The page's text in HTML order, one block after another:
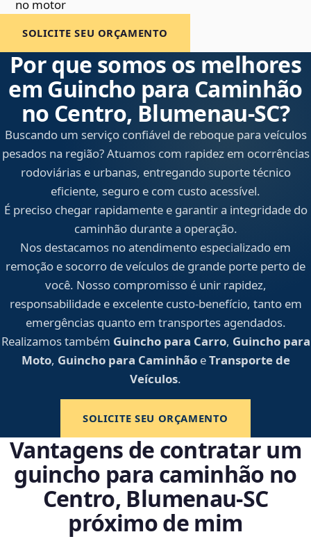
no motor
SOLICITE SEU ORÇAMENTO
Por que somos os melhores
em Guincho para Caminhão
no Centro, Blumenau‑SC?
Buscando um serviço confiável de reboque para veículos
pesados na região? Atuamos com rapidez em ocorrências
rodoviárias e urbanas, entregando suporte técnico
eficiente, seguro e com custo acessível.
É preciso chegar rapidamente e garantir a integridade do
caminhão durante a operação.
Nos destacamos no atendimento especializado em
remoção e socorro de veículos de grande porte perto de
você. Nosso compromisso é unir rapidez,
responsabilidade e excelente custo-benefício, tanto em
emergências quanto em transportes agendados.
Realizamos também Guincho para Carro, Guincho para
Moto, Guincho para CaminhãoeTransporte de
Veículos.
SOLICITE SEU ORÇAMENTO
Vantagens de contratar um
guincho para caminhão no
Centro, Blumenau‑SC
próximo de mim